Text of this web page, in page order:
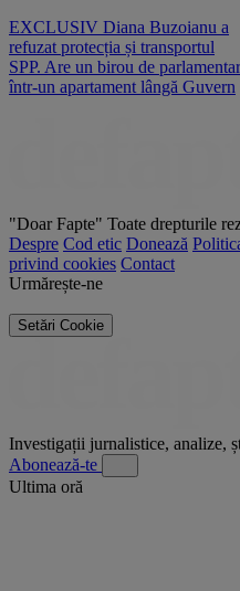
EXCLUSIV Diana Buzoianu a
refuzat protecția și transportul
SPP. Are un birou de parlamentar
într-un apartament lângă Guvern
"Doar Fapte" Toate drepturile
Despre Cod etic Donează
privind cookies Contact
Urmărește-ne
Setări Cookie
Investigații jurnalistice, analize,
Abonează-te
Ultima oră